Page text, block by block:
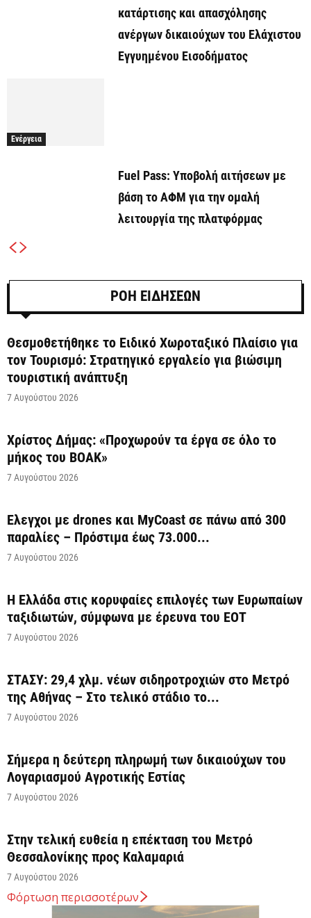
κατάρτισης και απασχόλησης
ανέργων δικαιούχων του Ελάχιστου
Εγγυημένου Εισοδήματος
Ενέργεια
Fuel Pass: Υποβολή αιτήσεων με
βάση το ΑΦΜ για την ομαλή
λειτουργία της πλατφόρμας
ΡΟΗ ΕΙΔΗΣΕΩΝ
Θεσμοθετήθηκε το Ειδικό Χωροταξικό Πλαίσιο για
τον Τουρισμό: Στρατηγικό εργαλείο για βιώσιμη
τουριστική ανάπτυξη
7 Αυγούστου 2026
Χρίστος Δήμας: «Προχωρούν τα έργα σε όλο το
μήκος του ΒΟΑΚ»
7 Αυγούστου 2026
Έλεγχοι με drones και MyCoast σε πάνω από 300
παραλίες – Πρόστιμα έως 73.000...
7 Αυγούστου 2026
Η Ελλάδα στις κορυφαίες επιλογές των Ευρωπαίων
ταξιδιωτών, σύμφωνα με έρευνα του ΕΟΤ
7 Αυγούστου 2026
ΣΤΑΣΥ: 29,4 χλμ. νέων σιδηροτροχιών στο Μετρό
της Αθήνας – Στο τελικό στάδιο το...
7 Αυγούστου 2026
Σήμερα η δεύτερη πληρωμή των δικαιούχων του
Λογαριασμού Αγροτικής Εστίας
7 Αυγούστου 2026
Στην τελική ευθεία η επέκταση του Μετρό
Θεσσαλονίκης προς Καλαμαριά
7 Αυγούστου 2026
Φόρτωση περισσοτέρων